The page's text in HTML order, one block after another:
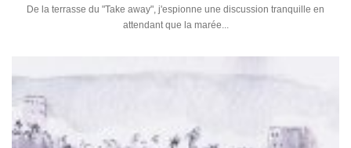
De la terrasse du "Take away", j'espionne une discussion tranquille en
attendant que la marée...